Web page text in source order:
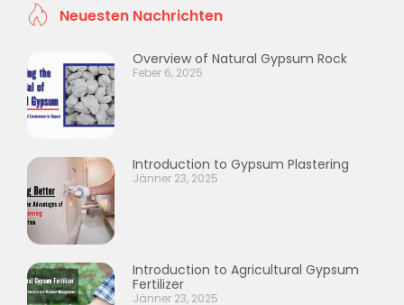
Neuesten Nachrichten
Overview of Natural Gypsum Rock
Feber 6, 2025
Introduction to Gypsum Plastering
Jänner 23, 2025
Introduction to Agricultural Gypsum
Fertilizer
Jänner 23, 2025